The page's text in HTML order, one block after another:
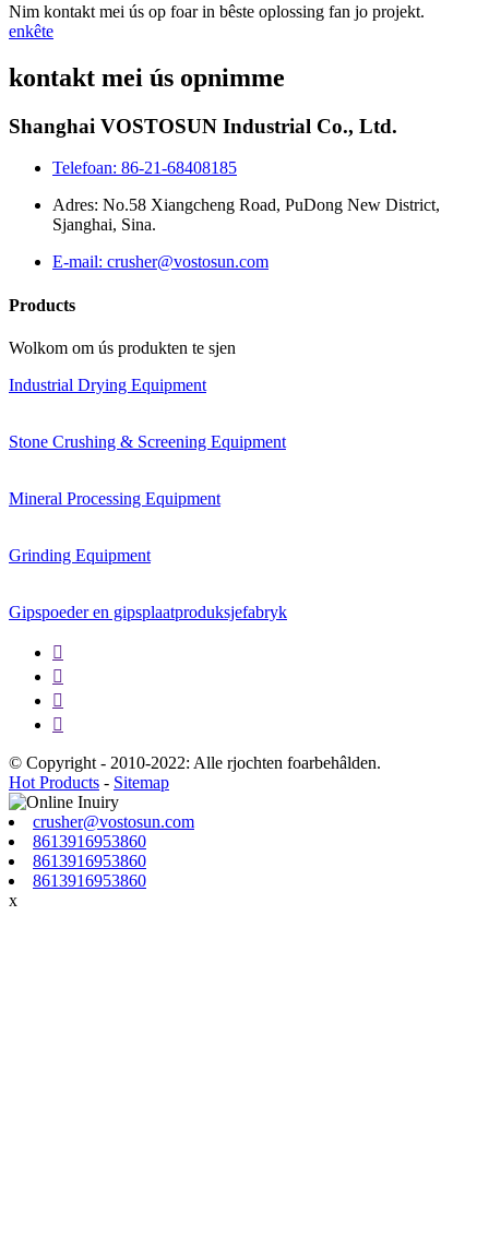
Nim kontakt mei ús op foar in bêste oplossing fan jo projekt.
enkête
kontakt mei ús opnimme
Shanghai VOSTOSUN Industrial Co., Ltd.
Telefoan: 86-21-68408185
Adres: No.58 Xiangcheng Road, PuDong New District,
Sjanghai, Sina.
E-mail: crusher@vostosun.com
Products
Wolkom om ús produkten te sjen
Industrial Drying Equipment
Stone Crushing & Screening Equipment
Mineral Processing Equipment
Grinding Equipment
Gipspoeder en gipsplaatproduksjefabryk




© Copyright - 2010-2022: Alle rjochten foarbehâlden.
Hot Products - Sitemap
crusher@vostosun.com
8613916953860
8613916953860
8613916953860
x